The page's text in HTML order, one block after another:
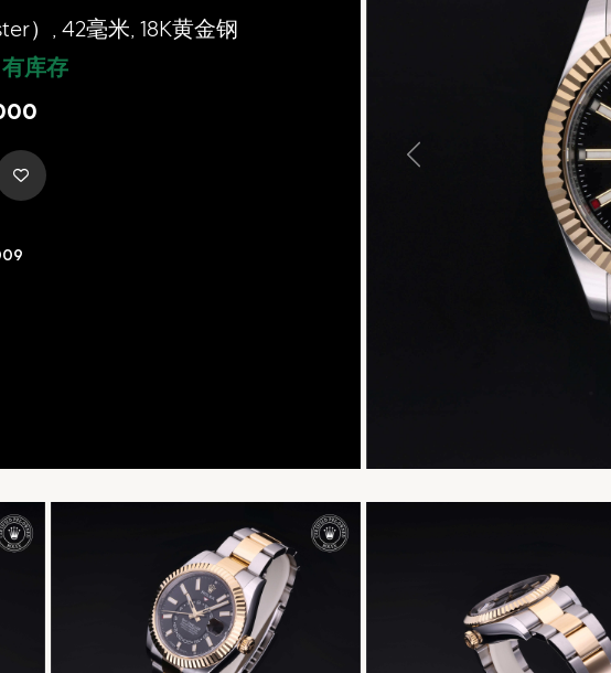
繁體中文 | English
）, 42毫米, 18K黄金钢
有库存
表认证 纵航者型, 2024, 蚝式（
Previous